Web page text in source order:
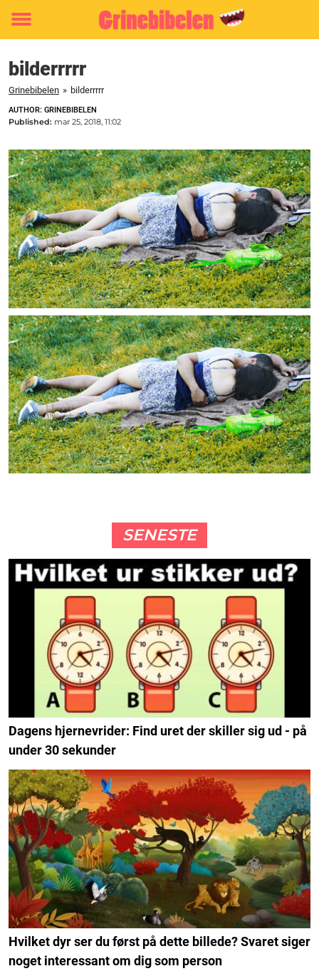
Toggle
bilderrrrr
Grinebibelen » bilderrrrr
AUTHOR: GRINEBIBELEN
Published: mar 25, 2018, 11:02
SENESTE
Dagens hjernevrider: Find uret der skiller sig ud - på
under 30 sekunder
Hvilket dyr ser du først på dette billede? Svaret siger
noget interessant om dig som person